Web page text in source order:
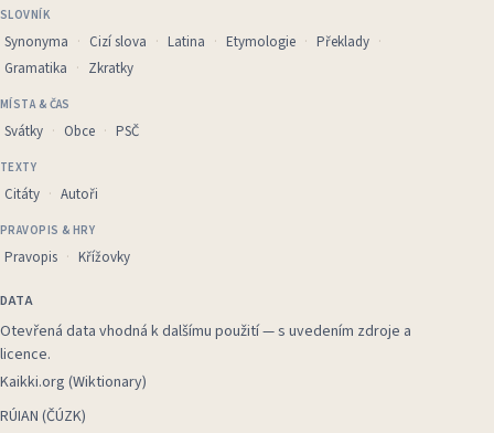
SLOVNÍK
Synonyma Cizí slova Latina Etymologie
Překlady
Gramatika
Zkratky
MÍSTA & ČAS
Svátky Obce PSČ
TEXTY
Citáty Autoři
PRAVOPIS & HRY
Pravopis Křížovky
DATA
Otevřená data vhodná k dalšímu použití — s uvedením zdroje a
licence.
Kaikki.org (Wiktionary)
RÚIAN (ČÚZK)